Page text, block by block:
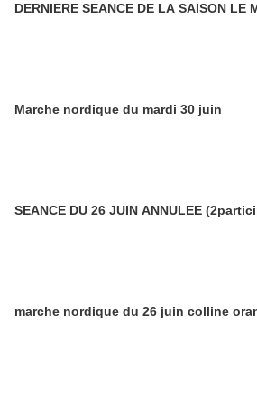
DERNIERE SEANCE DE LA SAISON LE
Marche nordique du mardi 30 juin
SEANCE DU 26 JUIN ANNULEE
marche nordique du 26 juin